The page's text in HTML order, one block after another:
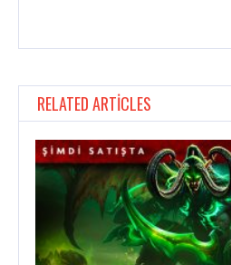
RELATED ARTICLES